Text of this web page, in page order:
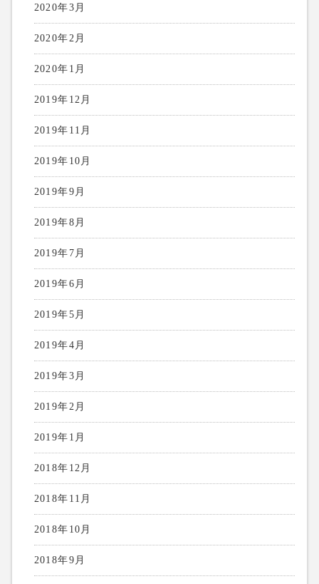
2020年3月
2020年2月
2020年1月
2019年12月
2019年11月
2019年10月
2019年9月
2019年8月
2019年7月
2019年6月
2019年5月
2019年4月
2019年3月
2019年2月
2019年1月
2018年12月
2018年11月
2018年10月
2018年9月